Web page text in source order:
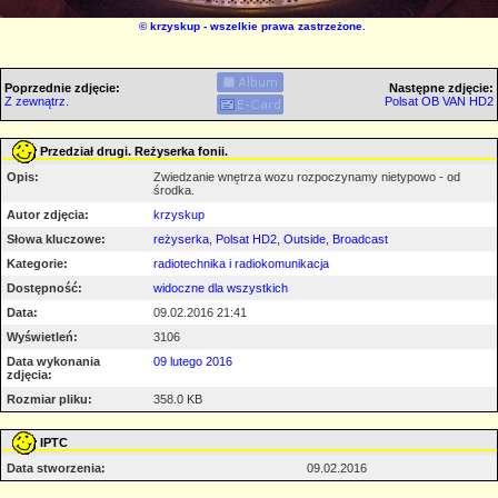
©krzyskup - wszelkie prawa zastrzeżone.
Poprzednie zdjęcie:
Z zewnątrz.
Następne zdjęcie:
Polsat OB VAN HD2
Przedział drugi. Reżyserka fonii.
Opis:
Zwiedzanie wnętrza wozu rozpoczynamy nietypowo - od
środka.
Autor zdjęcia:
krzyskup
Słowa kluczowe:
reżyserka Polsat HD2 Outside Broadcast
Kategorie:
radiotechnika i radiokomunikacja
Dostępność:
widoczne dla wszystkich
Data:
09.02.2016 21:41
Wyświetleń:
3106
Data wykonania
zdjęcia:
09 lutego 2016
Rozmiar pliku: 358.0 KB
IPTC
Data stworzenia:
09.02.2016